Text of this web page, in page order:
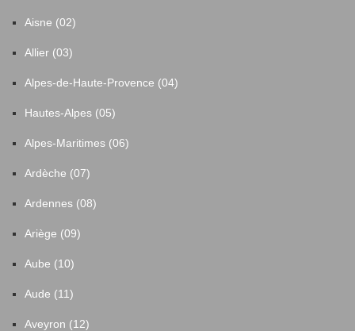
Aisne (02)
Allier (03)
Alpes-de-Haute-Provence (04)
Hautes-Alpes (05)
Alpes-Maritimes (06)
Ardèche (07)
Ardennes (08)
Ariège (09)
Aube (10)
Aude (11)
Aveyron (12)